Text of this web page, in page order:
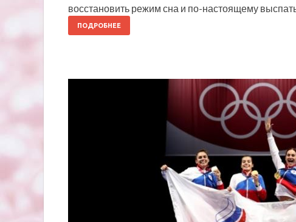
восстановить режим сна и по-настоящему
ПОДРОБНЕЕ